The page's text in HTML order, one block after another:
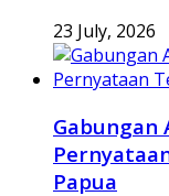
23 July, 2026
Gabungan
Papua